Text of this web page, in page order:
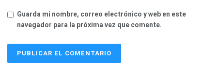
Guarda mi nombre, correo electrónico y web en este
navegador para la próxima vez que comente.